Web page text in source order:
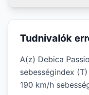
Tudnivalók
A(z) Debica
sebességindex
190 km/h